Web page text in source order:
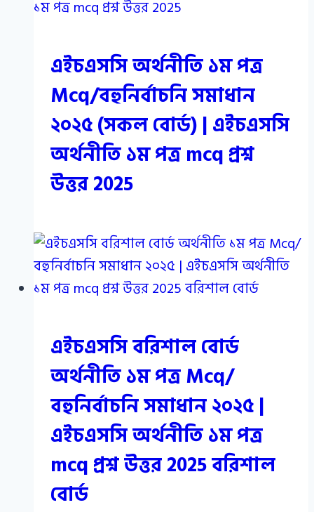
এইচএসসি অর্থনীতি ১ম পত্র
Mcq/বহুনির্বাচনি সমাধান
২০২৫ (সকল বোর্ড) | এইচএসসি
অর্থনীতি ১ম পত্র mcq প্রশ্ন
উত্তর 2025
এইচএসসি বরিশাল বোর্ড
অর্থনীতি ১ম পত্র Mcq/
বহুনির্বাচনি সমাধান ২০২৫ |
এইচএসসি অর্থনীতি ১ম পত্র
mcq প্রশ্ন উত্তর 2025 বরিশাল
বোর্ড